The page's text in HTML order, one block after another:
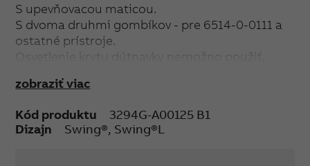
S upevňovacou maticou.
S dvoma druhmi gombíkov - pre 6514-0-0111 a
ostatné prístroje.
Osvetlenie krytu dútnavky nemožno použiť.
zobraziť viac
Kód produktu
3294G-A00125 B1
Dizajn
Swing®, Swing®L